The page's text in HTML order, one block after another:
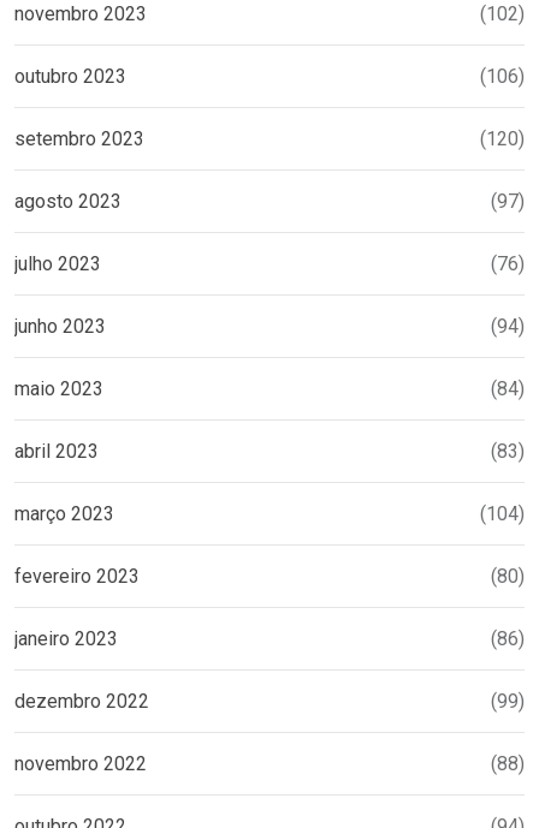
novembro 2023 (102)
outubro 2023 (106)
setembro 2023 (120)
agosto 2023 (97)
julho 2023 (76)
junho 2023 (94)
maio 2023 (84)
abril 2023 (83)
março 2023 (104)
fevereiro 2023 (80)
janeiro 2023 (86)
dezembro 2022 (99)
novembro 2022 (88)